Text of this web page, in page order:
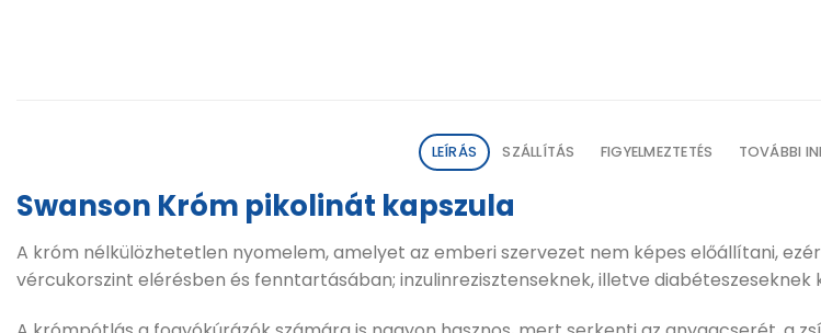
LEÍRÁS SZÁLLÍTÁS FIGYELMEZTETÉS TOVÁBBI
Swanson Króm pikolinát kapszula
A króm nélkülözhetetlen nyomelem, amelyet az emberi szervezet nem képes előállítani,
vércukorszint elérésben és fenntartásában; inzulinrezisztenseknek, illetve